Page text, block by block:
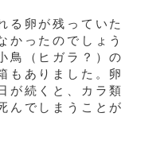
る卵が残っていた
かったのでしょう
鳥（ヒガラ？）の
もありました。卵
が続くと、カラ類
んでしまうことが